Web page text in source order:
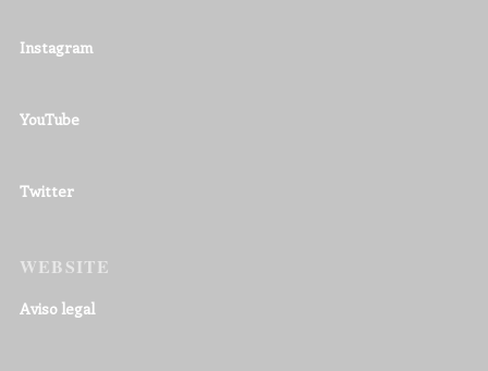
Instagram
YouTube
Twitter
WEBSITE
Aviso legal